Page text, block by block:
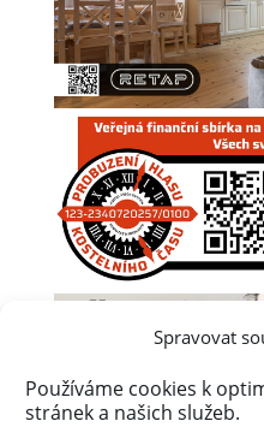
Spravovat
Používáme cookies k
stránek a našich služeb.